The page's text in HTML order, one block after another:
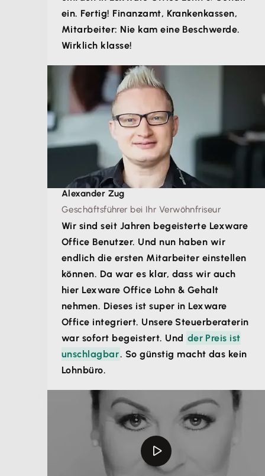
ein. Fertig! Finanzamt, Krankenkassen,
Mitarbeiter: Nie kam eine Beschwerde.
Wirklich klasse!
Alexander Zug
Geschäftsführer bei Ihr Verwöhnfriseur
Wir sind seit Jahren begeisterte Lexware
Office Benutzer. Und nun haben wir
endlich die ersten Mitarbeiter einstellen
können. Da war es klar, dass wir auch
hier Lexware Office Lohn & Gehalt
nehmen. Dieses ist super in Lexware
Office integriert. Unsere Steuerberaterin
war sofort begeistert. Und der Preis ist
unschlagbar. So günstig macht das kein
Lohnbüro.